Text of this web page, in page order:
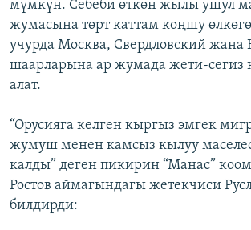
мүмкүн. Себеби өткөн жылы ушул
жумасына төрт каттам коңшу
учурда Москва, Свердловский жана
шаарларына ар жумада жети-сегиз
алат.
“Орусияга келген кыргыз эмгек
жумуш менен камсыз кылуу
калды” деген пикирин “Манас”
Ростов аймагындагы жетекчиси
билдирди: